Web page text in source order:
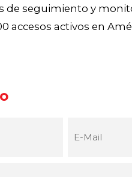
de seguimiento y
accesos activos en